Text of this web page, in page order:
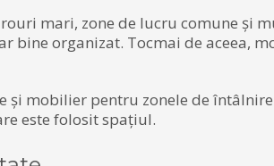
mari, zone de lucru comune și
bine organizat. Tocmai de aceea,
mobilier pentru zonele de
este folosit spațiul.